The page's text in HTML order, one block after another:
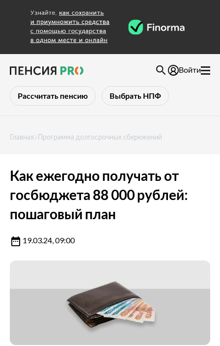
Рассчитать пенсию Выбрать НПФ
Войти
Главная Программа долгосрочных сбережений
Как ежегодно получать от
госбюджета 88 000 рублей:
пошаговый план
19.03.24, 09:00